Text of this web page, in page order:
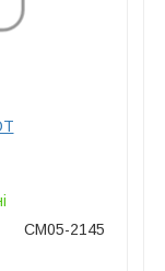
CM05-2145